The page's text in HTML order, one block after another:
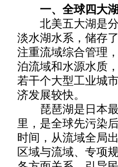
一、全球四大湖
北美五大湖是分
淡水湖水系，储存
注重流域综合管理
泊流域和水源水质
若干个大型工业城
济发展较快。
琵琶湖是日本最
里，是全球先污染
时间，从流域全局
区域与流域、专项